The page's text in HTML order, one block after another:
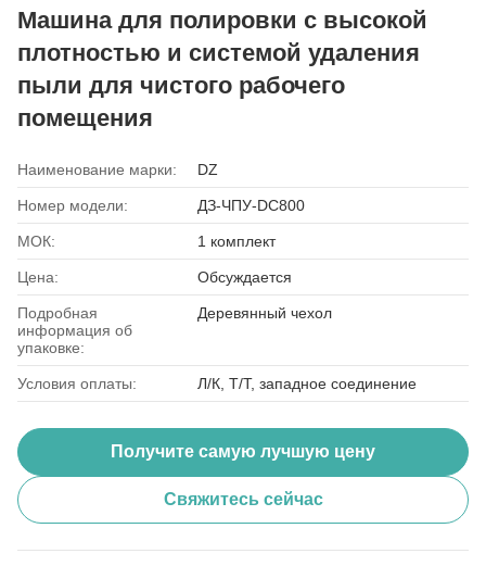
Машина для полировки с высокой
плотностью и системой удаления
пыли для чистого рабочего
помещения
Наименование марки: DZ
Номер модели: ДЗ-ЧПУ-DC800
МОК: 1 комплект
Цена: Обсуждается
Подробная
информация об
упаковке:
Деревянный чехол
Условия оплаты: Л/К, Т/Т, западное соединение
Получите самую лучшую цену
Свяжитесь сейчас